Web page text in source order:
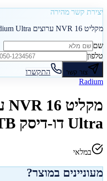
יצירת קשר מהירה
מקליט NVR 16 ערוצים Radium Ultra דו-דיסק 8TB
שם
טלפון
צור קשר
התקשרו
Radium
Ultra דו-דיסק 8TB
במלאי
מעוניינים במוצר?